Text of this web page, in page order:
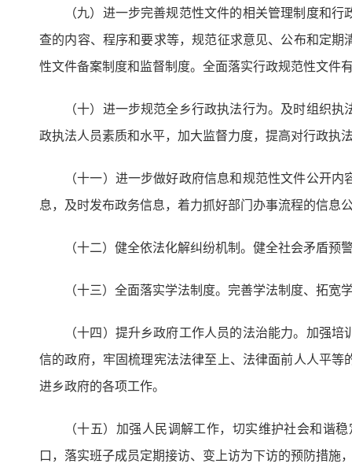
（九）进一步完善规范性文件的相关管理制度和
查的内容、程序和要求等，规范征求意见、公布和定
性文件备案制度和监督制度。全面落实行政规范性文件
（十）进一步规范全乡行政执法行为。及时组织
政执法人员素质和水平，加大监督力度，提高对行政执
（十一）进一步做好政府信息和规范性文件公开
息，及时发布政务信息，着力抓好部门办事流程的信息
（十二）健全依法化解纠纷机制。健全社会矛盾
（十三）全面落实学法制度。完善学法制度、拓
（十四）提升乡政府工作人员的法治能力。加强
信的政府，牢固梳理宪法法律至上、法律面前人人平
进乡政府的各项工作。
（十五）加强人民调解工作，切实维护社会和谐
口，落实班子成员定期接访、变上访为下访的预防措施